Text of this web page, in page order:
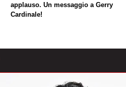
applauso. Un messaggio a Gerry
Cardinale!